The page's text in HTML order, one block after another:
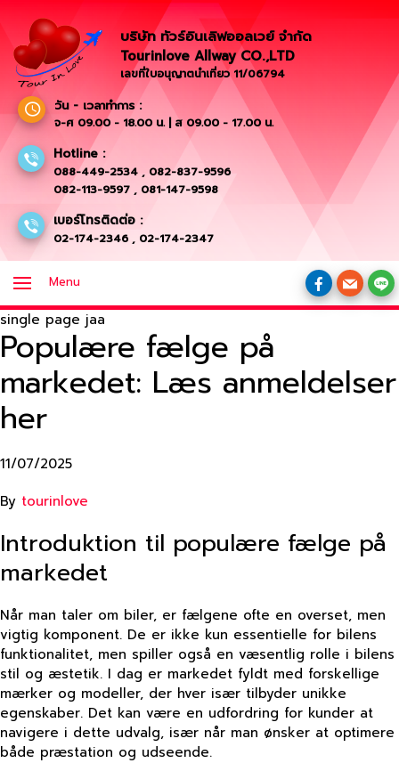
บริษัท ทัวร์อินเลิฟออลเวย์ จำกัด
Tourinlove Allway CO.,LTD
เลขที่ใบอนุญาตนำเที่ยว 11/06794
วัน - เวลาทำการ :
จ-ศ 09.00 - 18.00 น. | ส 09.00 - 17.00 น.
Hotline :
088-449-2534 , 082-837-9596
082-113-9597 , 081-147-9598
เบอร์โทรติดต่อ :
02-174-2346 , 02-174-2347
Menu
single page jaa
Populære fælge på
markedet: Læs anmeldelser
her
11/07/2025
By tourinlove
Introduktion til populære fælge på
markedet
Når man taler om biler, er fælgene ofte en overset, men
vigtig komponent. De er ikke kun essentielle for bilens
funktionalitet, men spiller også en væsentlig rolle i bilens
stil og æstetik. I dag er markedet fyldt med forskellige
mærker og modeller, der hver især tilbyder unikke
egenskaber. Det kan være en udfordring for kunder at
navigere i dette udvalg, især når man ønsker at optimere
både præstation og udseende.